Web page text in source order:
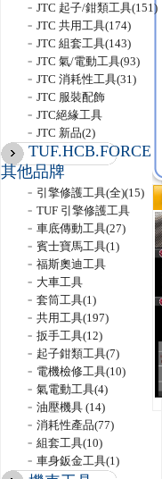
JTC 起子/鉗類工具(151)
JTC 共用工具(174)
JTC 組套工具(143)
JTC 氣/電動工具(93)
JTC 消耗性工具(31)
JTC 服裝配飾
JTC絕緣工具
JTC 新品(2)
TUF.HCB.FORCE
其他品牌
引擎修護工具(全)(15)
TUF 引擎修護工具
車底傳動工具(27)
賓士寶馬工具(1)
福斯奧迪工具
大車工具
套筒工具(1)
共用工具(197)
扳手工具(12)
起子鉗類工具(7)
電機檢修工具(10)
氣電動工具(4)
油壓機具 (14)
消耗性產品(77)
組套工具(10)
車身鈑金工具(1)